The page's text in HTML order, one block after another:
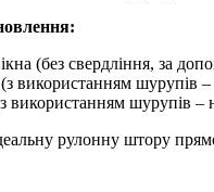
(без свердління, за
використанням шурупів –
використанням шурупів –
рулонну штору